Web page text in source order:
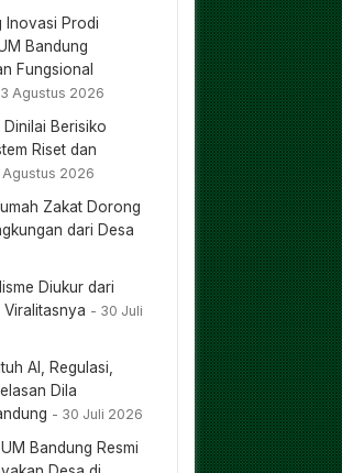
Inovasi Prodi
Bandung
Fungsional
3 Agustus 2026
Berisiko
Riset dan
Agustus 2026
Zakat Dorong
dari Desa
Diukur dari
Viralitasnya
30 Juli
AI, Regulasi,
Dila
30 Juli 2026
Bandung Resmi